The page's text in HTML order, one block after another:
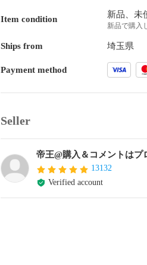
Item condition 新品、未
新品で購入
Ships from 埼玉県
Payment method
Seller
帝王@購入＆コメントはプ
13132
Verified account